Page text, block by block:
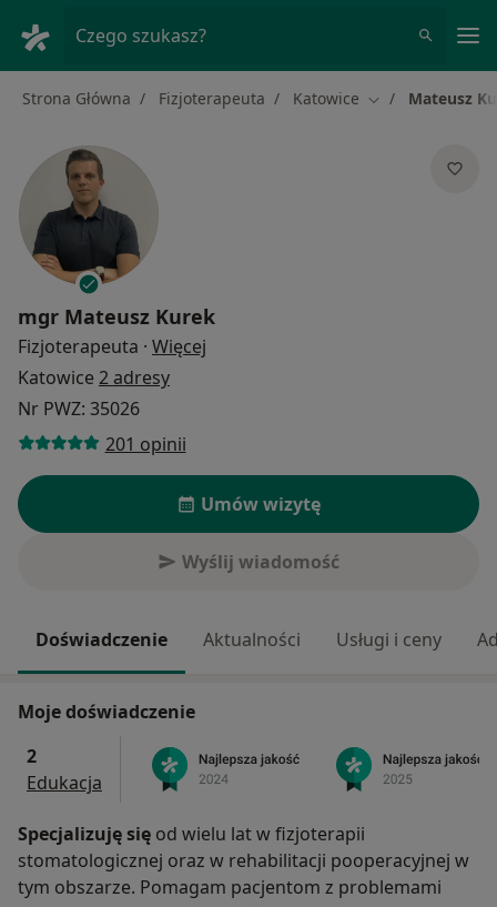
Czego szukasz?
Strona Główna Fizjoterapeuta Katowice Zmień miasto
Mateusz
mgr Mateusz Kurek
Fizjoterapeuta · Więcej
Katowice 2 adresy
Nr PWZ: 35026
201 opinii
Umów wizytę
Wyślij wiadomość
Doświadczenie Aktualności Usługi i ceny
Moje doświadczenie
2
Edukacja
Specjalizuję się od wielu lat w fizjoterapii
stomatologicznej oraz w rehabilitacji pooperacyjnej w
tym obszarze. Pomagam pacjentom z problemami